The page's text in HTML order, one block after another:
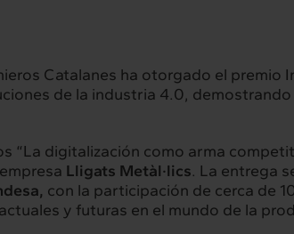
Catalanes ha otorgado el premio
de la industria 4.0,
“La digitalización como arma
Lligats Metàl·lics. La entrega
con la participación de cerca de
y futuras en el mundo de la